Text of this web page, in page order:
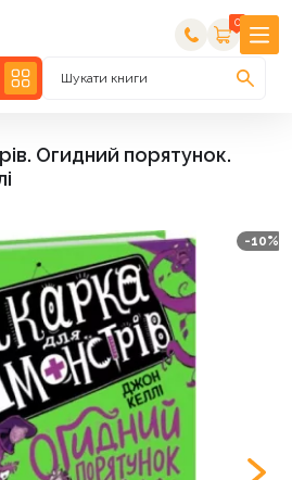
0
Шукати книги
Огидний порятунок.
-10%